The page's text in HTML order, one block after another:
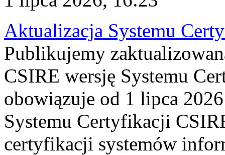
Aktualizacja Systemu
Publikujemy
CSIRE wersję Systemu
obowiązuje od 1 lipca
Systemu Certyfikacji
certyfikacji systemów